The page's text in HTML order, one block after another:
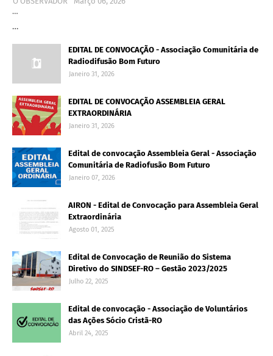
…
…
EDITAL DE CONVOCAÇÃO - Associação Comunitária de
Radiodifusão Bom Futuro
Janeiro 31, 2026
EDITAL DE CONVOCAÇÃO ASSEMBLEIA GERAL
EXTRAORDINÁRIA
Janeiro 31, 2026
Edital de convocação Assembleia Geral - Associação
Comunitária de Radiofusão Bom Futuro
Janeiro 07, 2026
AIRON - Edital de Convocação para Assembleia Geral
Extraordinária
Agosto 01, 2025
Edital de Convocação de Reunião do Sistema
Diretivo do SINDSEF-RO – Gestão 2023/2025
Julho 22, 2025
Edital de convocação - Associação de Voluntários
das Ações Sócio Cristã-RO
Abril 24, 2025